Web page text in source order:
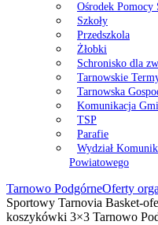
Ośrodek Pomocy
Szkoły
Przedszkola
Żłobki
Schronisko dla
Tarnowskie
Tarnowska
Komunikacja
TSP
Parafie
Wydział
Powiatowego
Tarnowo PodgórneOferty
Sportowy Tarnovia Basket-
koszykówki 3×3 Tarnowo